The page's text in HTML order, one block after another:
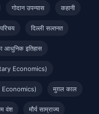
गोदान उपन्यास कहानी
दिल्ली सल्तनत
आधुनिक इतिहास
Economics)
Economics) मुग़ल काल
वंश मौर्य साम्राज्य